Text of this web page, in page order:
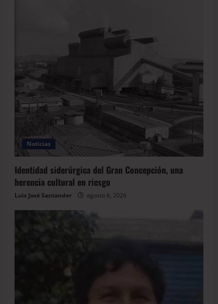
Noticias
Identidad siderúrgica del Gran Concepción, una
herencia cultural en riesgo
Luis José Santander agosto 6, 2026